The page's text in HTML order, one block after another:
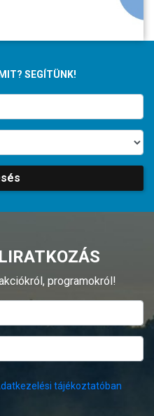
SEGÍTÜNK!
programokról!
tájékoztatóban